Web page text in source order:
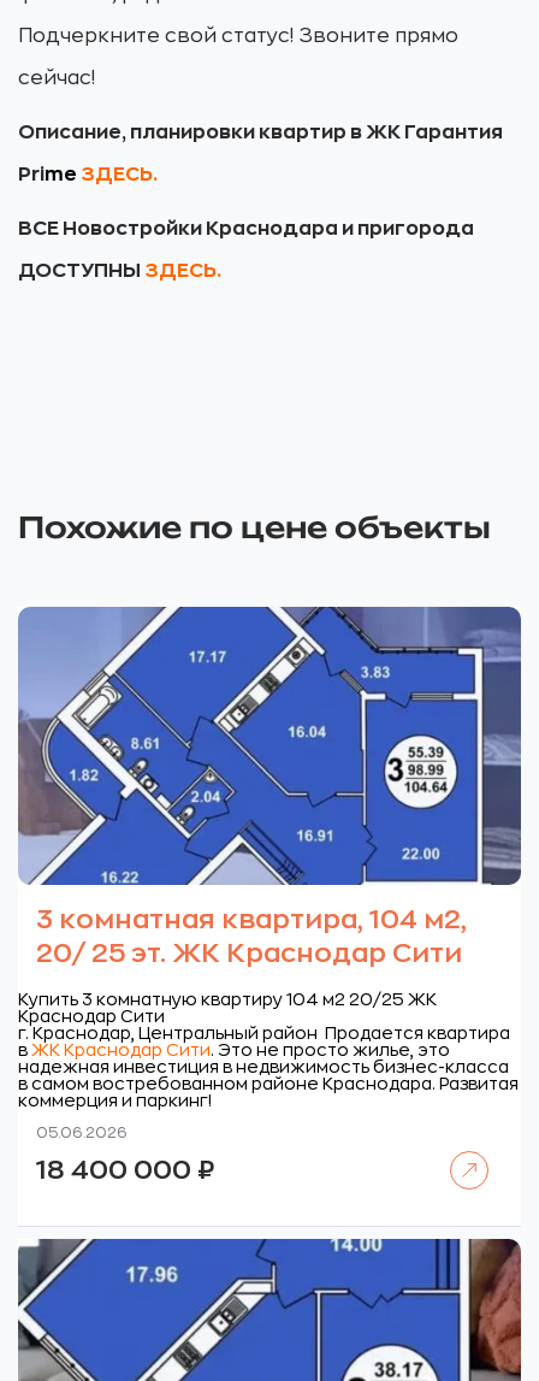
Подчеркните свой статус! Звоните прямо
сейчас!
Описание, планировки квартир в ЖК Гарантия
Prime ЗДЕСЬ.
ВСЕ Новостройки Краснодара и пригорода
ДОСТУПНЫ ЗДЕСЬ.
Похожие по цене объекты
3 комнатная квартира, 104 м2,
20/ 25 эт. ЖК Краснодар Сити
Купить 3 комнатную квартиру 104 м2 20/25 ЖК
Краснодар Сити
г. Краснодар, Центральный район
Продается квартира
в ЖК Краснодар Сити. Это не просто жилье, это
надежная инвестиция в недвижимость бизнес-класса
в самом востребованном районе Краснодара. Развитая
коммерция и паркинг!
05.06.2026
18 400 000 ₽